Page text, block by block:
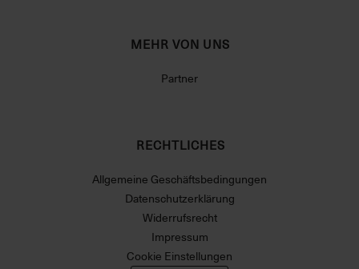
MEHR VON UNS
Partner
RECHTLICHES
Allgemeine Geschäftsbedingungen
Datenschutzerklärung
Widerrufsrecht
Impressum
Cookie Einstellungen